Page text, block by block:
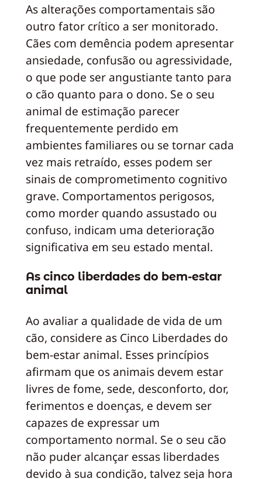
As alterações comportamentais são
outro fator crítico a ser monitorado.
Cães com demência podem apresentar
ansiedade, confusão ou agressividade,
o que pode ser angustiante tanto para
o cão quanto para o dono. Se o seu
animal de estimação parecer
frequentemente perdido em
ambientes familiares ou se tornar cada
vez mais retraído, esses podem ser
sinais de comprometimento cognitivo
grave. Comportamentos perigosos,
como morder quando assustado ou
confuso, indicam uma deterioração
significativa em seu estado mental.
As cinco liberdades do bem-estar
animal
Ao avaliar a qualidade de vida de um
cão, considere as Cinco Liberdades do
bem-estar animal. Esses princípios
afirmam que os animais devem estar
livres de fome, sede, desconforto, dor,
ferimentos e doenças, e devem ser
capazes de expressar um
comportamento normal. Se o seu cão
não puder alcançar essas liberdades
devido à sua condição, talvez seja hora